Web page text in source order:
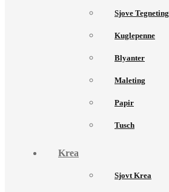
Sjove Tegneting
Kuglepenne
Blyanter
Maleting
Papir
Tusch
Krea
Sjovt Krea